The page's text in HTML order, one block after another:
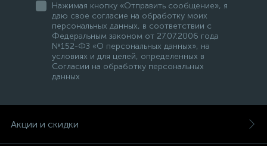
Нажимая кнопку «Отправить сообщение», я
даю свое согласие на обработку моих
персональных данных, в соответствии с
Федеральным законом от 27.07.2006 года
№152-ФЗ «О персональных данных», на
условиях и для целей, определенных в
Согласии на обработку персональных
данных
Акции и скидки